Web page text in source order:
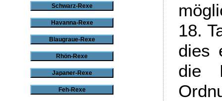
Schwarz-Rexe
Havanna-Rexe
Blaugraue-Rexe
Rhön-Rexe
Japaner-Rexe
Feh-Rexe
18.
dies
die